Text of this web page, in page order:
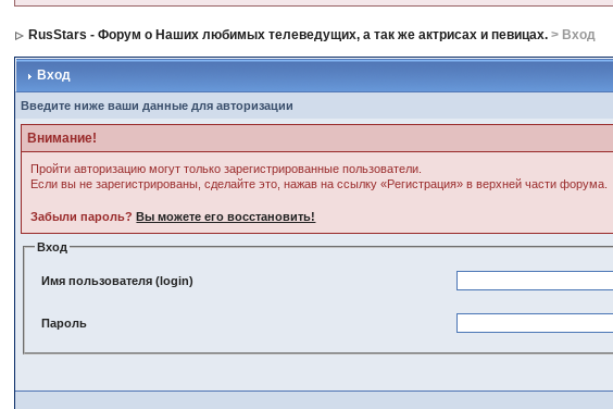
RusStars - Форум о Наших любимых телеведущих, а так же актрисах и певицах. > Вход
Вход
Введите ниже ваши данные для авторизации
Внимание!
Пройти авторизацию могут только зарегистрированные пользователи.
Если вы не зарегистрированы, сделайте это, нажав на ссылку «Регистрация» в верхней части форума.
Забыли пароль? Вы можете его восстановить!
Вход
Имя пользователя (login)
Пароль